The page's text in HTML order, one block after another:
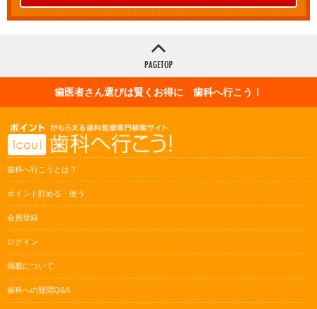
歯医者さん選びは賢くお得に 歯科へ行こう！
歯科へ行こうとは？
ポイント貯める・使う
会員登録
ログイン
掲載について
歯科への疑問Q&A